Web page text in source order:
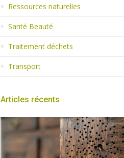
Ressources naturelles
Santé Beauté
Traitement déchets
Transport
Articles récents